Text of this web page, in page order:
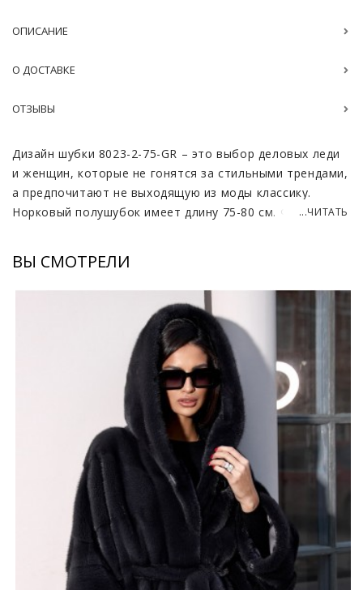
ОПИСАНИЕ
О ДОСТАВКЕ
ОТЗЫВЫ
Дизайн шубки 8023-2-75-GR – это выбор деловых леди
и женщин, которые не гонятся за стильными трендами,
а предпочитают не выходящую из моды классику.
Норковый полушубок имеет длину 75-80 см. Фасон
смотреться объемно, на женщинах с формами скроет
бедра и подчеркнет грудь. При помощи пояса, который
идет в комплекте, можно сделать акцент на талии.
Шуба сшита из меха импортной норки. Это
удивительный по внешним данным мех. Он красиво
переливается, имеет дорогой лоск и богатую фактуру.
При этом отлично согревает и сохраняет тепло.
Артикул представлен в нескольких интересных цветах:
графит, чёрный, орех и зеленый. Размер модели от 42
до 52. У данной шубки традиционный V-образный вырез
и воротник, который переходит в достаточно большой
*описание несет информационный характер, состав и
правила ухода могут быть изменены производителем
...ЧИТАТЬ
ВЫ СМОТРЕЛИ